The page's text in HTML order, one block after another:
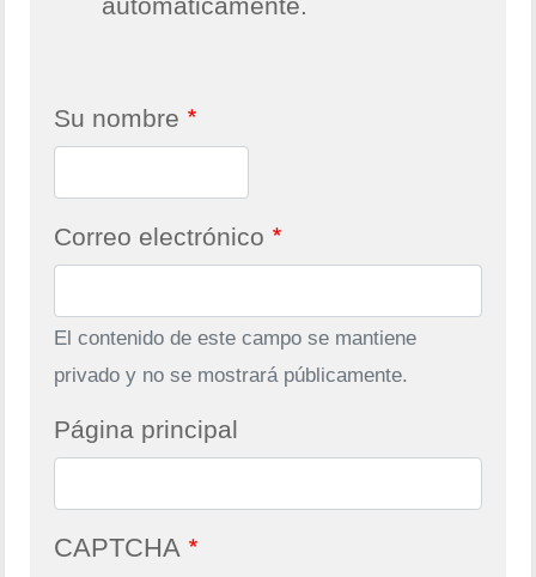
Su nombre
Correo electrónico
El contenido de este campo se mantiene
privado y no se mostrará públicamente.
Página principal
CAPTCHA